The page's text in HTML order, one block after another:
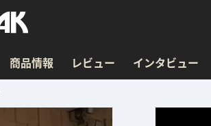
商品情報 レビュー インタビュー